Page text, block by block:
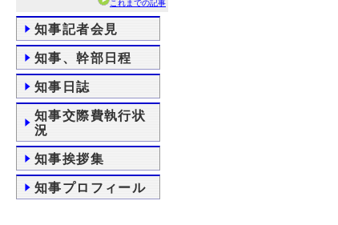
これまでの記事
知事記者会見
知事、幹部日程
知事日誌
知事交際費執行状
況
知事挨拶集
知事プロフィール